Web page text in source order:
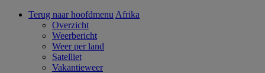
Terug naar hoofdmenu Afrika
Overzicht
Weerbericht
Weer per land
Satelliet
Vakantieweer